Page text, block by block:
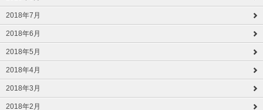
2018年7月
2018年6月
2018年5月
2018年4月
2018年3月
2018年2月